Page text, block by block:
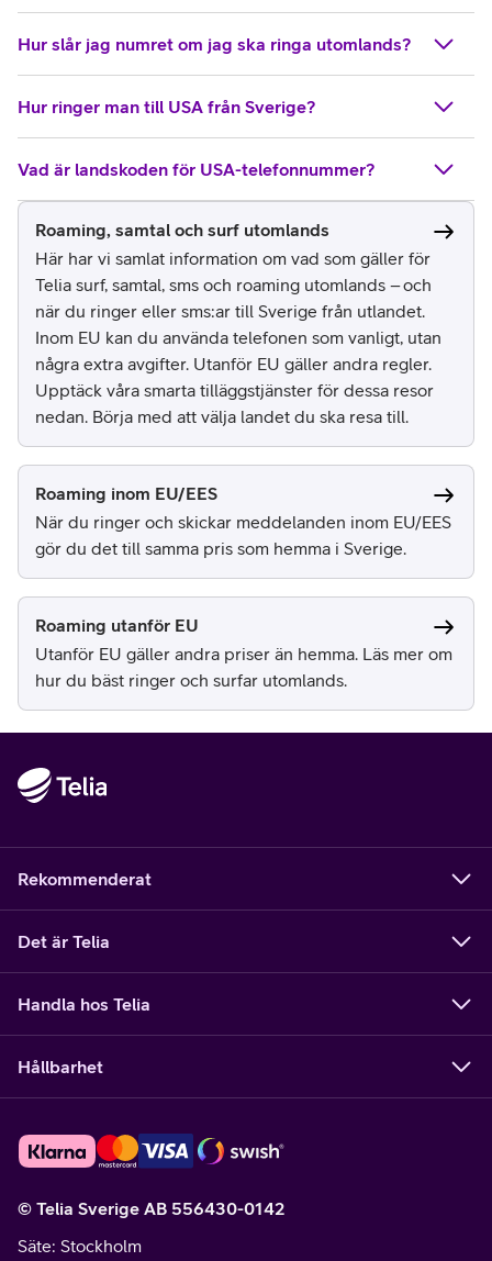
Hur slår jag numret om jag ska ringa utomlands?
Hur ringer man till USA från Sverige?
Vad är landskoden för USA-telefonnummer?
Roaming, samtal och surf utomlands
Här har vi samlat information om vad som gäller för
Telia surf, samtal, sms och roaming utomlands – och
när du ringer eller sms:ar till Sverige från utlandet.
Inom EU kan du använda telefonen som vanligt, utan
några extra avgifter. Utanför EU gäller andra regler.
Upptäck våra smarta tilläggstjänster för dessa resor
nedan. Börja med att välja landet du ska resa till.
Roaming inom EU/EES
När du ringer och skickar meddelanden inom EU/EES
gör du det till samma pris som hemma i Sverige.
Roaming utanför EU
Utanför EU gäller andra priser än hemma. Läs mer om
hur du bäst ringer och surfar utomlands.
Rekommenderat
Det är Telia
Handla hos Telia
Hållbarhet
© Telia Sverige AB 556430-0142
Säte: Stockholm